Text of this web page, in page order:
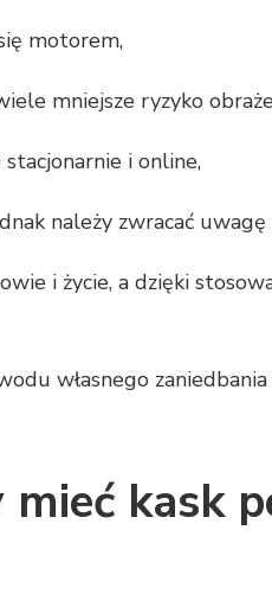
motorem,
mniejsze ryzyko
i online,
należy zwracać
i życie, a dzięki
własnego
kask